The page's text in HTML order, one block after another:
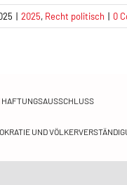
| 2025, Recht politisch | 0
HAFTUNGSAUSSCHLUSS
UND